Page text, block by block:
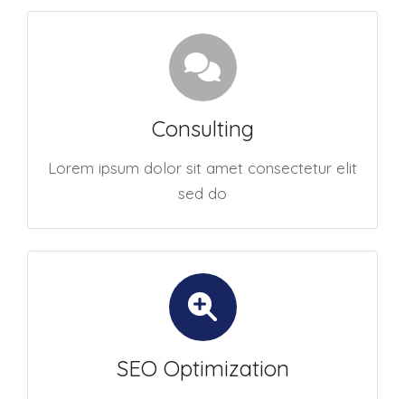
Consulting
Lorem ipsum dolor sit amet consectetur elit
sed do
SEO Optimization